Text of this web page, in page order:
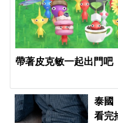
帶著皮克敏一起出門吧
泰國
看完